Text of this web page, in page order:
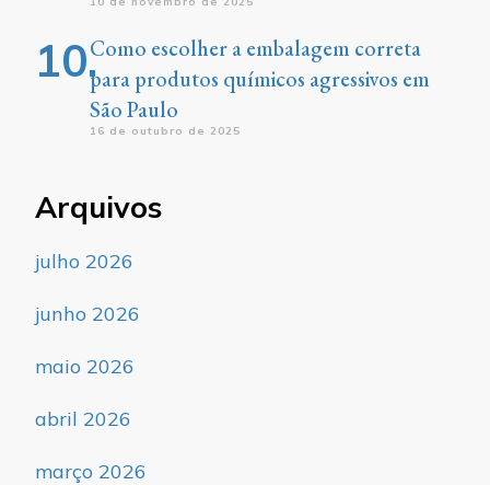
Como escolher a embalagem correta
para produtos químicos agressivos em
São Paulo
16 de outubro de 2025
Arquivos
julho 2026
junho 2026
maio 2026
abril 2026
março 2026